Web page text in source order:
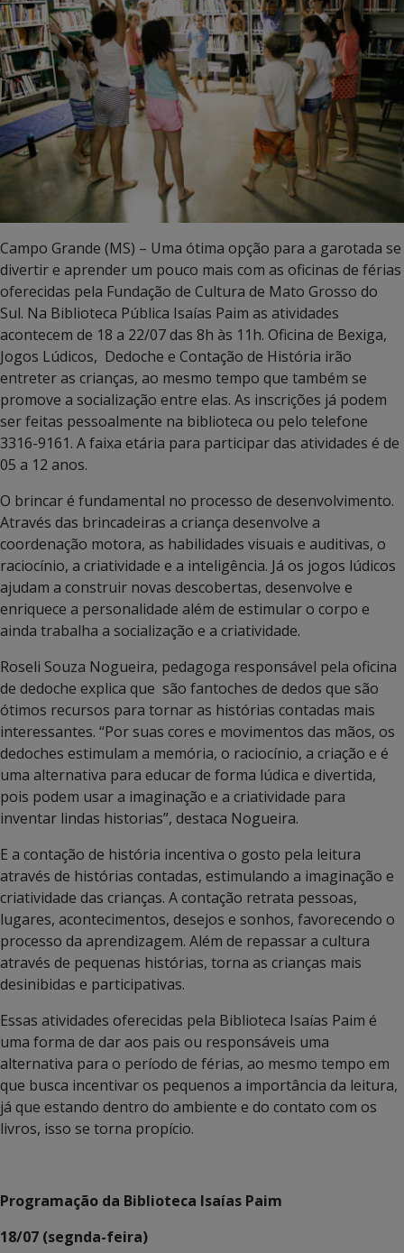
Campo Grande (MS) – Uma ótima opção para a garotada se
divertir e aprender um pouco mais com as oficinas de férias
oferecidas pela Fundação de Cultura de Mato Grosso do
Sul. Na Biblioteca Pública Isaías Paim as atividades
acontecem de 18 a 22/07 das 8h às 11h. Oficina de Bexiga,
Jogos Lúdicos, Dedoche e Contação de História irão
entreter as crianças, ao mesmo tempo que também se
promove a socialização entre elas. As inscrições já podem
ser feitas pessoalmente na biblioteca ou pelo telefone
3316-9161. A faixa etária para participar das atividades é de
05 a 12 anos.
O brincar é fundamental no processo de desenvolvimento.
Através das brincadeiras a criança desenvolve a
coordenação motora, as habilidades visuais e auditivas, o
raciocínio, a criatividade e a inteligência. Já os jogos lúdicos
ajudam a construir novas descobertas, desenvolve e
enriquece a personalidade além de estimular o corpo e
ainda trabalha a socialização e a criatividade.
Roseli Souza Nogueira, pedagoga responsável pela oficina
de dedoche explica que são fantoches de dedos que são
ótimos recursos para tornar as histórias contadas mais
interessantes. “Por suas cores e movimentos das mãos, os
dedoches estimulam a memória, o raciocínio, a criação e é
uma alternativa para educar de forma lúdica e divertida,
pois podem usar a imaginação e a criatividade para
inventar lindas historias”, destaca Nogueira.
E a contação de história incentiva o gosto pela leitura
através de histórias contadas, estimulando a imaginação e
criatividade das crianças. A contação retrata pessoas,
lugares, acontecimentos, desejos e sonhos, favorecendo o
processo da aprendizagem. Além de repassar a cultura
através de pequenas histórias, torna as crianças mais
desinibidas e participativas.
Essas atividades oferecidas pela Biblioteca Isaías Paim é
uma forma de dar aos pais ou responsáveis uma
alternativa para o período de férias, ao mesmo tempo em
que busca incentivar os pequenos a importância da leitura,
já que estando dentro do ambiente e do contato com os
livros, isso se torna propício.
Programação da Biblioteca Isaías Paim
18/07 (segnda-feira)